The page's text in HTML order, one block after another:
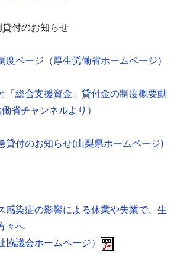
付のお知らせ
度ページ（厚生労働省ホームページ）
「総合支援資金」貸付金の制度概要動
省チャンネルより）
貸付のお知らせ(山梨県ホームページ)
感染症の影響による休業や失業で、生
々へ
議会ホームページ）